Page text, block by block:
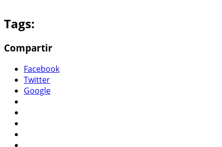
Tags:
Compartir
Facebook
Twitter
Google